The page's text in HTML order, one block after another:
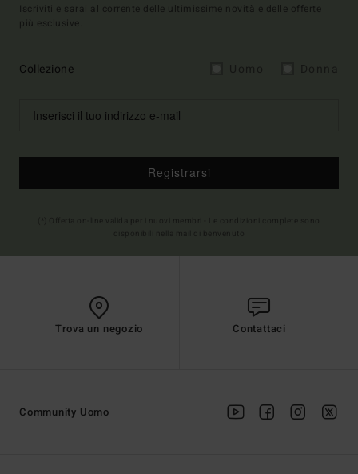
Iscriviti e sarai al corrente delle ultimissime novità e delle offerte
più esclusive.
Collezione
Registrarsi
Trova un negozio Contattaci
Community Uomo